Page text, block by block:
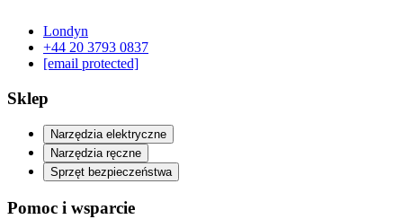
Londyn
‪+44 20 3793 0837‬
[email protected]
Sklep
Narzędzia elektryczne
Narzędzia ręczne
Sprzęt bezpieczeństwa
Pomoc i wsparcie